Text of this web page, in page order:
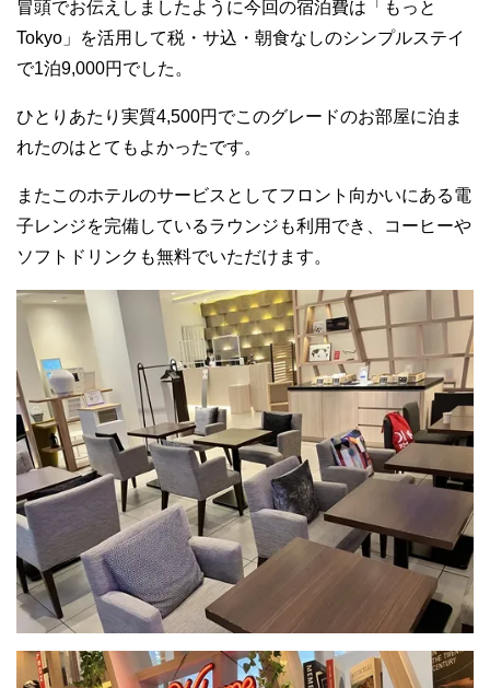
冒頭でお伝えしましたように今回の宿泊費は「もっと
Tokyo」を活用して税・サ込・朝食なしのシンプルステイ
で1泊9,000円でした。
ひとりあたり実質4,500円でこのグレードのお部屋に泊ま
れたのはとてもよかったです。
またこのホテルのサービスとしてフロント向かいにある電
子レンジを完備しているラウンジも利用でき、コーヒーや
ソフトドリンクも無料でいただけます。